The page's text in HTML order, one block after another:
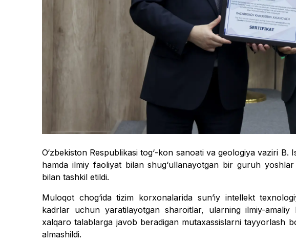
O‘zbekiston Respublikasi tog‘-kon sanoati va geologiya vaziri
hamda ilmiy faoliyat bilan shug‘ullanayotgan bir guruh
bilan tashkil etildi.
Muloqot chog‘ida tizim korxonalarida sun’iy intellekt
kadrlar uchun yaratilayotgan sharoitlar, ularning ilmiy-amaliy
xalqaro talablarga javob beradigan mutaxassislarni tayyorlash
almashildi.